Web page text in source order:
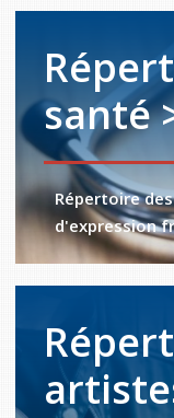
santé
Répertoire
d'expression